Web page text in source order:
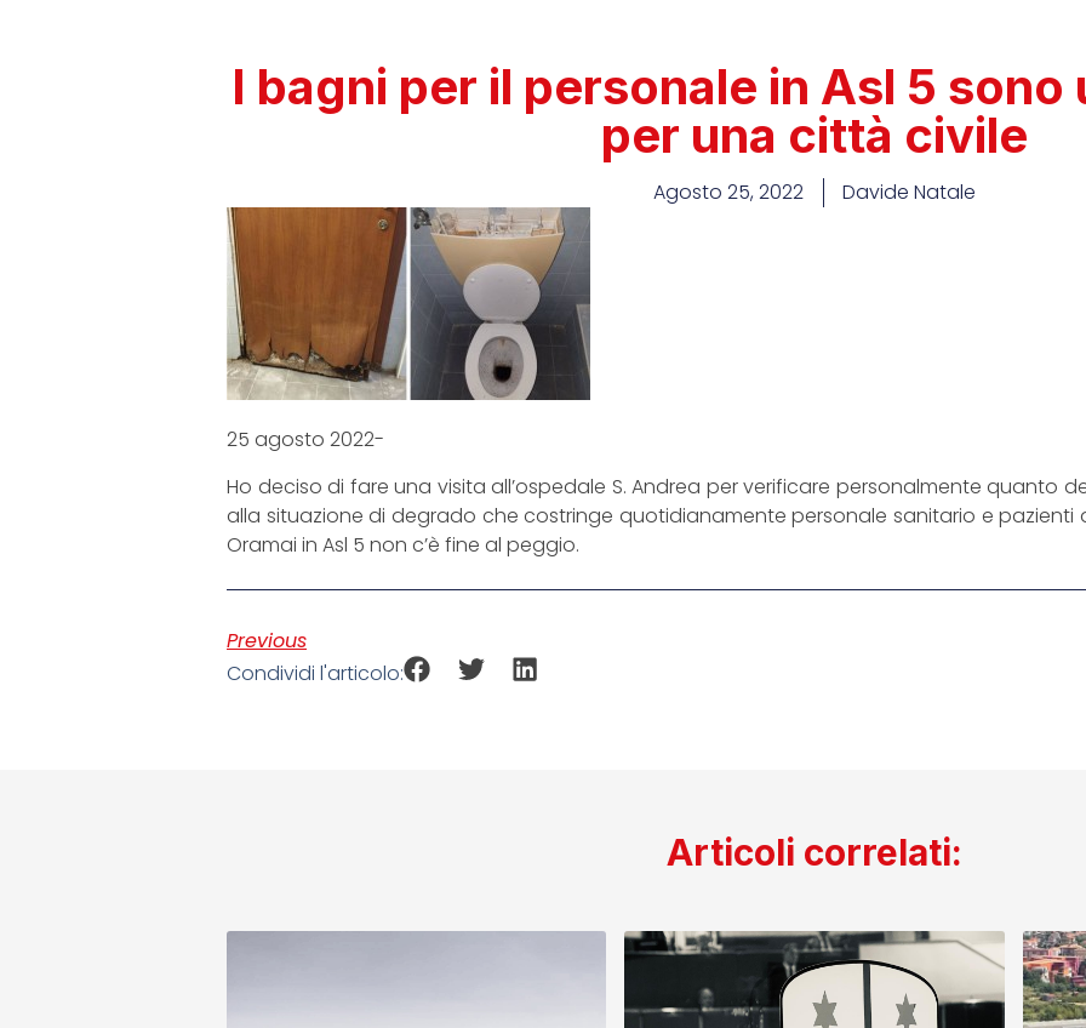
I bagni per il personale in Asl 5
per una città civile
Agosto 25, 2022 Davide Natale
25 agosto 2022-
Ho deciso di fare una visita all’ospedale S. Andrea per verificare personalmente quanto
alla situazione di degrado che costringe quotidianamente personale sanitario e pazienti
Oramai in Asl 5 non c’è fine al peggio.
Previous
Condividi l'articolo:
Articoli correlati: